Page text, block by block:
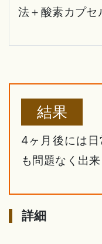
法＋酸素カプセ
結果
4ヶ月後には
も問題なく出
詳細